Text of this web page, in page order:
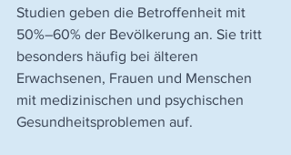
Studien geben die Betroffenheit mit
50%–60% der Bevölkerung an. Sie tritt
besonders häufig bei älteren
Erwachsenen, Frauen und Menschen
mit medizinischen und psychischen
Gesundheitsproblemen auf.